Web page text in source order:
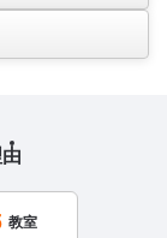
由
教室